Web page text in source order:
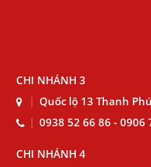
CHI NHÁNH 3
Quốc lộ 13 Thanh
0938 52 66 86 - 0906
CHI NHÁNH 4